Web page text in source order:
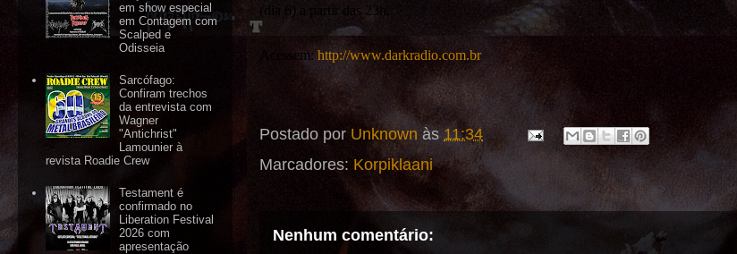
(dia 6) a partir das 23h.
Acessem: http://www.darkradio.com.br
Postado por Unknown às 11:34
Marcadores: Korpiklaani
Nenhum comentário:
em show especial
em Contagem com
Scalped e
Odisseia
Sarcófago:
Confiram trechos
da entrevista com
Wagner
"Antichrist"
Lamounier à
revista Roadie Crew
Testament é
confirmado no
Liberation Festival
2026 com
apresentação